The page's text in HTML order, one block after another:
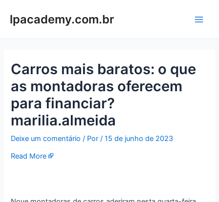
paralpacademy.com.br
Carros mais baratos: o que
as montadoras oferecem
para financiar?
marilia.almeida
Deixe um comentário / Por/15 de junho de 2023
Read More